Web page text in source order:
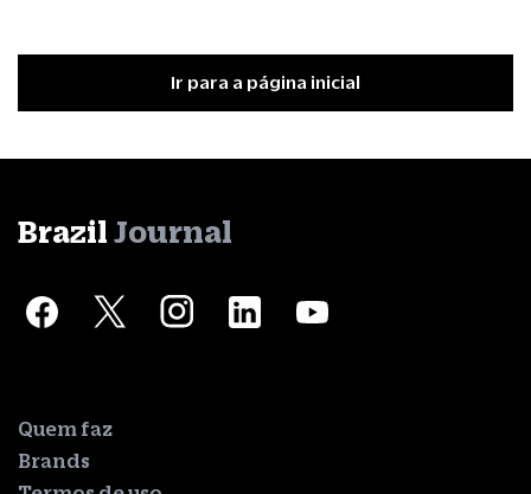
Ir para a página inicial
Brazil Journal
Quem faz
Brands